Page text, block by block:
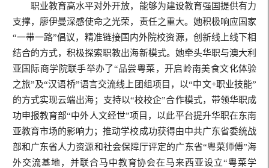
职业教育高水平对外开放，能够为建设教育强国提供有力
支撑，廖伊曼深感使命之光荣，责任之重大。她积极响应国家
“一带一路”倡议，精准链接国内外院校资源，创新线上线下相
结合的方式，积极探索职教出海新模式。她牵头华职与澳大利
亚国际商学院联手举办了“品尝粤菜，开启岭南美食文化体验
之旅”及“汉语桥”语言交流线上团组项目，以“中文+职业技能”
的方式实现云端出海；支持以“校校企”合作模式，带领华职成
功申报教育部“中外人文经世”项目，以此平台提升华职在东南
亚教育市场的影响力；推动学校成功获得由中共广东省委统战
部和广东省人力资源和社会保障厅评定的广东省“粤菜师傅”海
外交流基地，并联合马中教育协会在马来西亚设立“粤菜学